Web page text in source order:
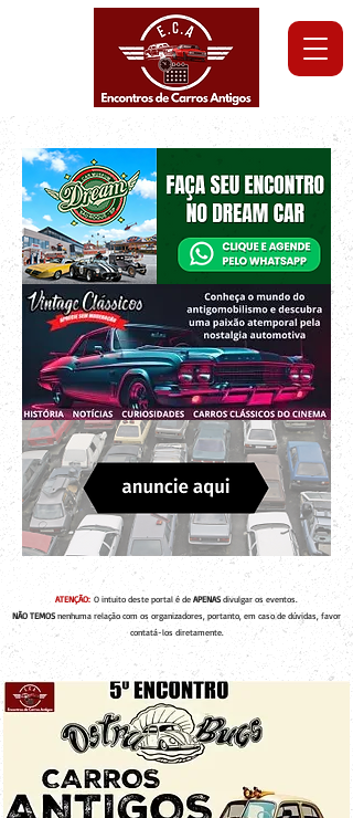
ATENÇÃO: O intuito deste portal é de APENAS divulgar os eventos.
NÃO TEMOS nenhuma relação com os organizadores, portanto, em caso de dúvidas, favor
contatá-los diretamente.